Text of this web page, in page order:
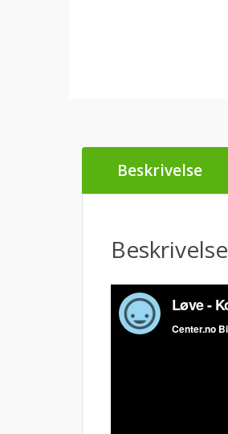
Beskrivelse
Beskrivelse